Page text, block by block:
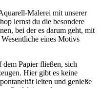
Malerei mit unserer
lernst du die besondere
bei der es darum geht, mit
eines Motivs
dem Papier fließen, sich
Hier gibt es keine
leiten und genieße